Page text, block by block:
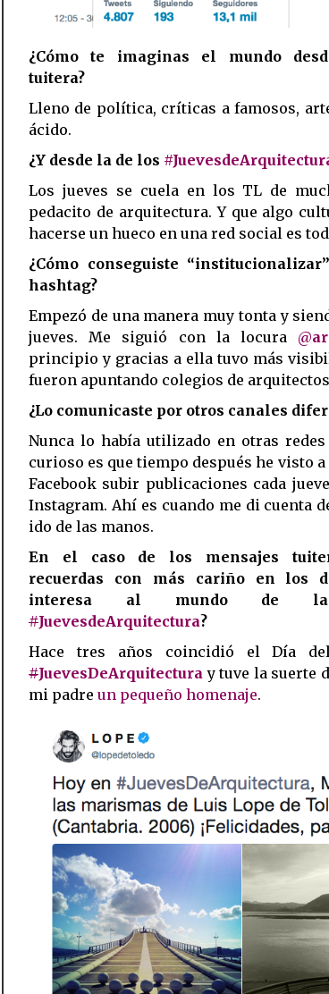
¿Cómo te imaginas el mundo
tuitera?
Lleno de política, críticas a famosos,
ácido.
¿Y desde la de los
Los jueves se cuela en los TL de
pedacito de arquitectura. Y que algo
hacerse un hueco en una red social es
¿Cómo conseguiste
hashtag?
Empezó de una manera muy tonta y
jueves. Me siguió con la locura @
principio y gracias a ella tuvo más
fueron apuntando colegios de
¿Lo comunicaste por otros canales
Nunca lo había utilizado en otras
curioso es que tiempo después he visto
Facebook subir publicaciones cada
Instagram. Ahí es cuando me di cuenta
ido de las manos.
En el caso de los mensajes
recuerdas con más cariño en los
interesa al mundo de la
‪#JuevesdeArquitectura?
Hace tres años coincidió el Día
‪#JuevesDeArquitectura y tuve la suerte
mi padre un pequeño homenaje.